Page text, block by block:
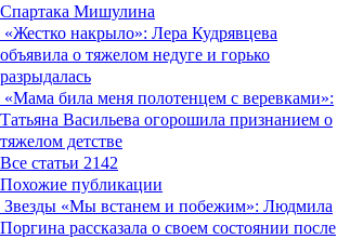
Спартака Мишулина
«Жестко накрыло»: Лера Кудрявцева
объявила о тяжелом недуге и горько
разрыдалась
«Мама била меня полотенцем с веревками»:
Татьяна Васильева огорошила признанием о
тяжелом детстве
Все статьи 2142
Похожие публикации
Звезды «Мы встанем и побежим»: Людмила
Поргина рассказала о своем состоянии после